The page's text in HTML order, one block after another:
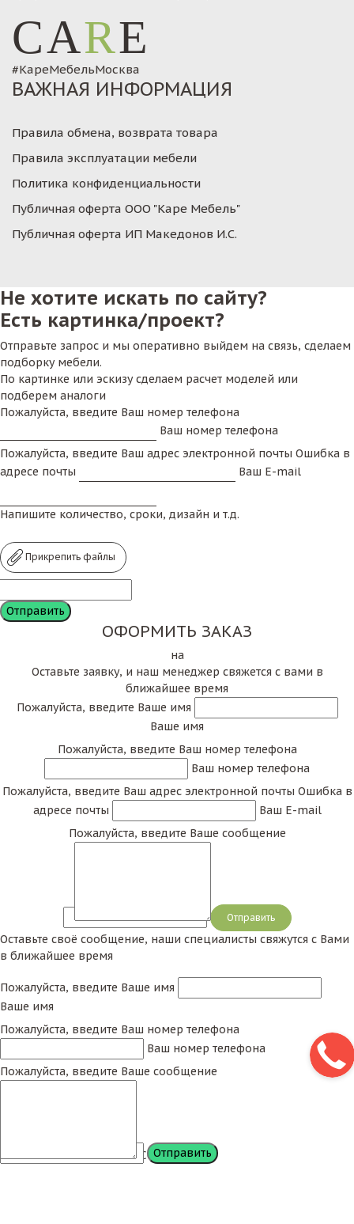
CARE
#КареМебельМосква
ВАЖНАЯ ИНФОРМАЦИЯ
Правила обмена, возврата товара
Правила эксплуатации мебели
Политика конфиденциальности
Публичная оферта ООО "Каре Мебель"
Публичная оферта ИП Македонов И.С.
Не хотите искать по сайту?
Есть картинка/проект?
Отправьте запрос и мы оперативно выйдем на связь, сделаем
подборку мебели.
По картинке или эскизу сделаем расчет моделей или
подберем аналоги
Пожалуйста, введите Ваш номер телефона
Ваш номер телефона
Пожалуйста, введите Ваш адрес электронной почты Ошибка в
адресе почты
Ваш E-mail
Напишите количество, сроки, дизайн и т.д.
Прикрепить файлы
ОФОРМИТЬ ЗАКАЗ
на
Оставьте заявку, и наш менеджер свяжется с вами в
ближайшее время
Пожалуйста, введите Ваше имя
Ваше имя
Пожалуйста, введите Ваш номер телефона
Ваш номер телефона
Пожалуйста, введите Ваш адрес электронной почты Ошибка в
адресе почты
Ваш E-mail
Пожалуйста, введите Ваше сообщение
Сообщение
Оставьте своё сообщение, наши специалисты свяжутся с Вами
в ближайшее время
Пожалуйста, введите Ваше имя
Ваше имя
Пожалуйста, введите Ваш номер телефона
Ваш номер телефона
Пожалуйста, введите Ваше сообщение
Сообщение